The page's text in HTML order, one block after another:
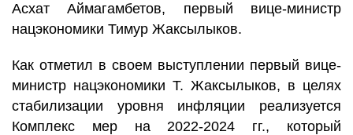
Асхат Аймагамбетов, первый вице-министр
нацэкономики Тимур Жаксылыков.
Как отметил в своем выступлении первый вице-
министр нацэкономики Т. Жаксылыков, в целях
стабилизации уровня инфляции реализуется
Комплекс мер на 2022-2024 гг., который